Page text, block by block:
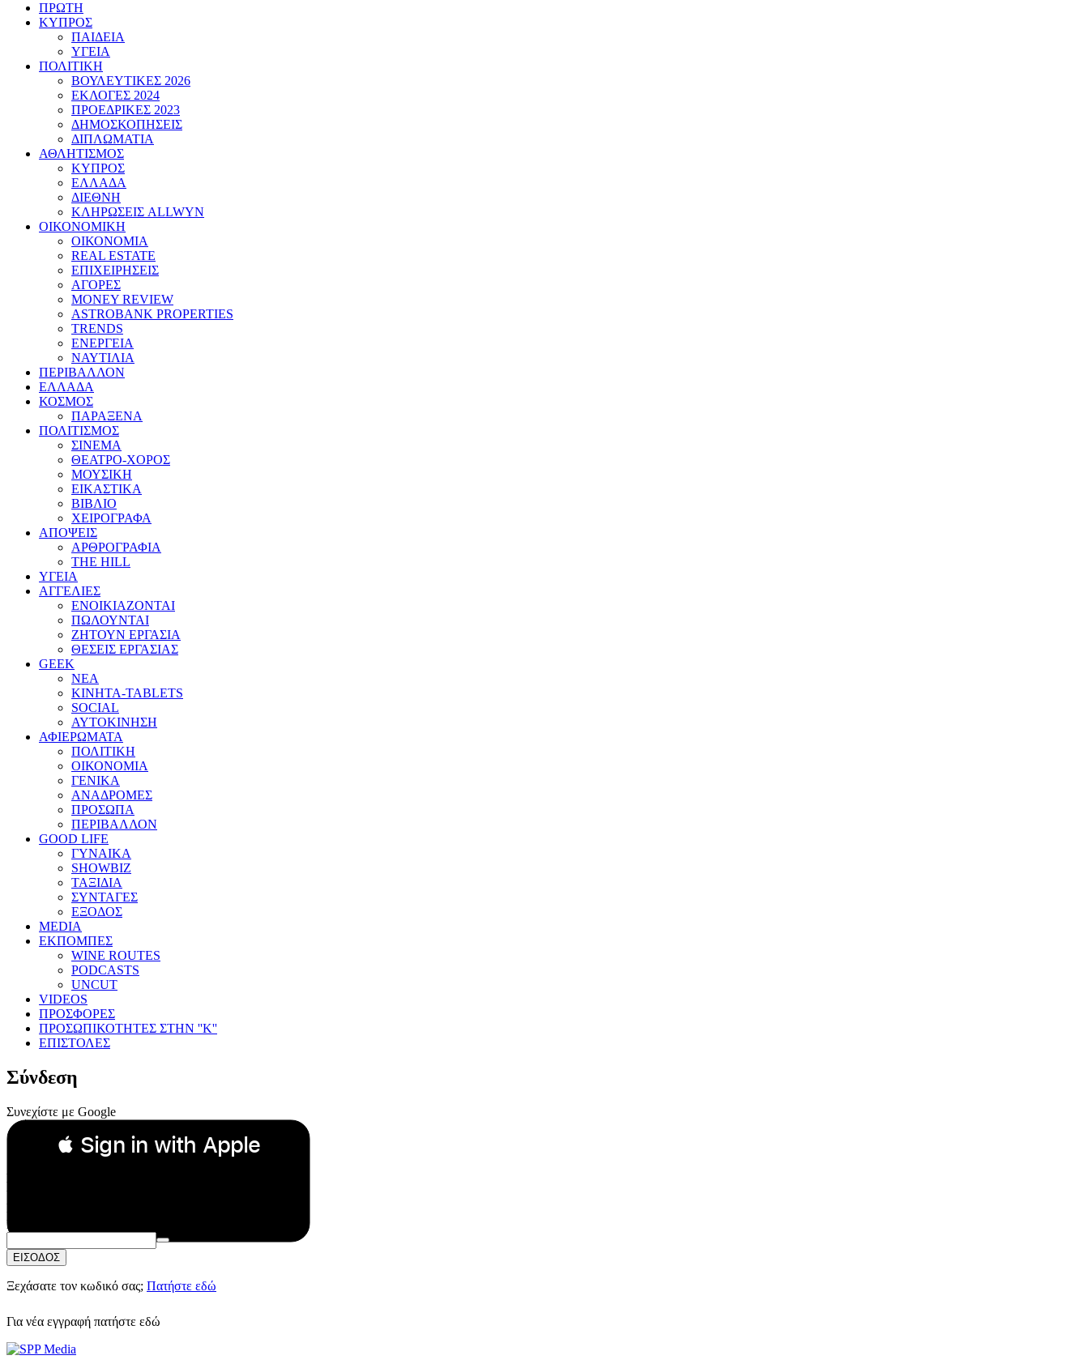
ΠΡΩΤΗ
ΚΥΠΡΟΣ
ΠΑΙΔΕΙΑ
ΥΓΕΙΑ
ΠΟΛΙΤΙΚΗ
ΒΟΥΛΕΥΤΙΚΕΣ 2026
ΕΚΛΟΓΕΣ 2024
ΠΡΟΕΔΡΙΚΕΣ 2023
ΔΗΜΟΣΚΟΠΗΣΕΙΣ
ΔΙΠΛΩΜΑΤΙΑ
ΑΘΛΗΤΙΣΜΟΣ
ΚΥΠΡΟΣ
ΕΛΛΑΔΑ
ΔΙΕΘΝΗ
ΚΛΗΡΩΣΕΙΣ ALLWYN
ΟΙΚΟΝΟΜΙΚΗ
ΟΙΚΟΝΟΜΙΑ
REAL ESTATE
ΕΠΙΧΕΙΡΗΣΕΙΣ
ΑΓΟΡΕΣ
MONEY REVIEW
ASTROBANK PROPERTIES
TRENDS
ΕΝΕΡΓΕΙΑ
ΝΑΥΤΙΛΙΑ
ΠΕΡΙΒΑΛΛΟΝ
ΕΛΛΑΔΑ
ΚΟΣΜΟΣ
ΠΑΡΑΞΕΝΑ
ΠΟΛΙΤΙΣΜΟΣ
ΣΙΝΕΜΑ
ΘΕΑΤΡΟ-ΧΟΡΟΣ
ΜΟΥΣΙΚΗ
ΕΙΚΑΣΤΙΚΑ
ΒΙΒΛΙΟ
ΧΕΙΡΟΓΡΑΦΑ
ΑΠΟΨΕΙΣ
ΑΡΘΡΟΓΡΑΦΙΑ
THE HILL
ΥΓΕΙΑ
ΑΓΓΕΛΙΕΣ
ΕΝΟΙΚΙΑΖΟΝΤΑΙ
ΠΩΛΟΥΝΤΑΙ
ΖΗΤΟΥΝ ΕΡΓΑΣΙΑ
ΘΕΣΕΙΣ ΕΡΓΑΣΙΑΣ
GEEK
ΝΕΑ
ΚΙΝΗΤΑ-TABLETS
SOCIAL
ΑΥΤΟΚΙΝΗΣΗ
ΑΦΙΕΡΩΜΑΤΑ
ΠΟΛΙΤΙΚΗ
ΟΙΚΟΝΟΜΙΑ
ΓΕΝΙΚΑ
ΑΝΑΔΡΟΜΕΣ
ΠΡΟΣΩΠΑ
ΠΕΡΙΒΑΛΛΟΝ
GOOD LIFE
ΓΥΝΑΙΚΑ
SHOWBIZ
ΤΑΞΙΔΙΑ
ΣΥΝΤΑΓΕΣ
ΕΞΟΔΟΣ
MEDIA
ΕΚΠΟΜΠΕΣ
WINE ROUTES
PODCASTS
UNCUT
VIDEOS
ΠΡΟΣΦΟΡΕΣ
ΠΡΟΣΩΠΙΚΟΤΗΤΕΣ ΣΤΗΝ ''Κ''
ΕΠΙΣΤΟΛΕΣ
Σύνδεση
Συνεχίστε με Google
 Sign in with Apple
Συνεχίστε με Apple
ή
Email:
Κωδικός Πρόσβασης:
ΕΙΣΟΔΟΣ
Ξεχάσατε τον κωδικό σας; Πατήστε εδώ
Για νέα εγγραφή πατήστε εδώ